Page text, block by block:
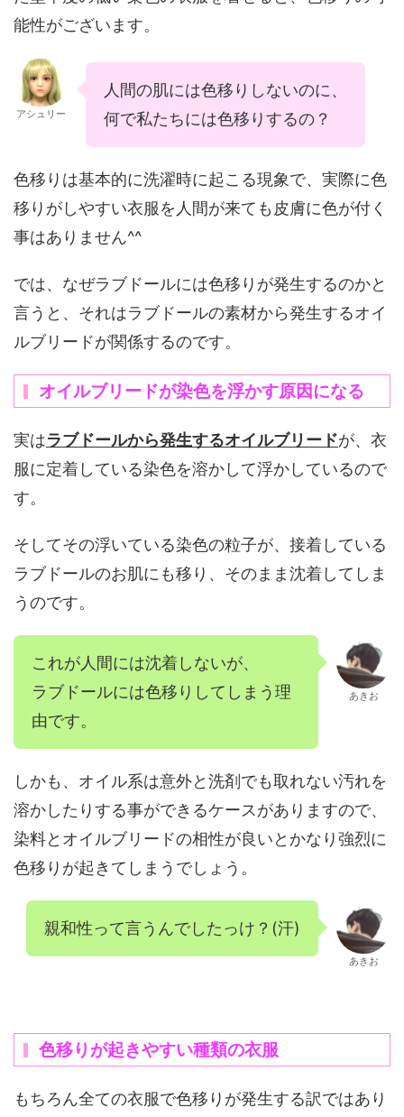
能性がございます。
アシュリー
人間の肌には色移りしないのに、
何で私たちには色移りするの？
色移りは基本的に洗濯時に起こる現象で、実際に色
移りがしやすい衣服を人間が来ても皮膚に色が付く
事はありません^^
では、なぜラブドールには色移りが発生するのかと
言うと、それはラブドールの素材から発生するオイ
ルブリードが関係するのです。
オイルブリードが染色を浮かす原因になる
実はラブドールから発生するオイルブリードが、衣
服に定着している染色を溶かして浮かしているので
す。
そしてその浮いている染色の粒子が、接着している
ラブドールのお肌にも移り、そのまま沈着してしま
うのです。
これが人間には沈着しないが、
ラブドールには色移りしてしまう理
由です。
あきお
しかも、オイル系は意外と洗剤でも取れない汚れを
溶かしたりする事ができるケースがありますので、
染料とオイルブリードの相性が良いとかなり強烈に
色移りが起きてしまうでしょう。
親和性って言うんでしたっけ？(汗)
あきお
色移りが起きやすい種類の衣服
もちろん全ての衣服で色移りが発生する訳ではあり